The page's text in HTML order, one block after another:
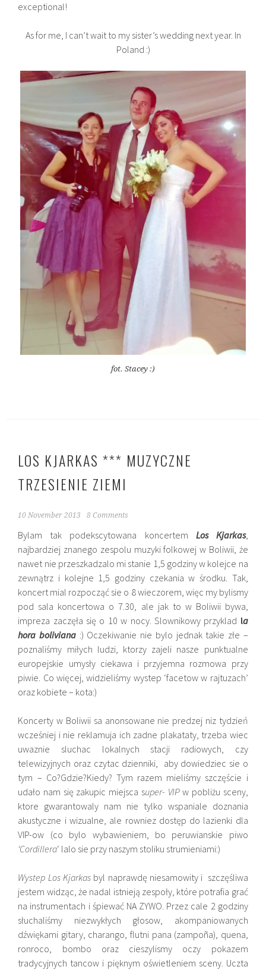
exceptional!
As for me, I can’t wait to my sister’s wedding next year. In
Poland :)
fot. Stacey :)
LOS KJARKAS *** MUZYCZNE
TRZESIENIE ZIEMI
10 November 2013 8 Comments
Bylam tak podekscytowana koncertem Los Kjarkas,
najbardziej znanego zespolu muzyki folkowej w Boliwii, że
nawet nie przeszkadzalo mi stanie 1,5 godziny w kolejce na
zewnątrz i kolejne 1,5 godziny czekania w środku. Tak,
koncert mial rozpocząć sie o 8 wieczorem, więc my bylismy
pod sala koncertowa o 7.30, ale jak to w Boliwii bywa,
impreza zaczęła się o 10 w nocy. Slownikowy przyklad la
hora boliviana :) Oczekiwanie nie bylo jednak takie złe –
poznaliśmy miłych ludzi, ktorzy zajeli nasze punktualne
europejskie umysły ciekawa i przyjemna rozmowa przy
piwie. Co więcej, widzieliśmy wystep ‘facetow w rajtuzach’
oraz kobiete – kota:)
Koncerty w Boliwii sa anonsowane nie predzej niz tydzień
wcześniej i nie reklamuja ich zadne plakataty, trzeba wiec
uwaznie sluchac lokalnych stacji radiowych, czy
telewizyjnych oraz czytac dzienniki, aby dowiedziec sie o
tym – Co?Gdzie?Kiedy? Tym razem mieliśmy szczęście i
udało nam się zakupic miejsca super- VIPw pobliżu sceny,
ktore gwarantowaly nam nie tylko wspaniale doznania
akustyczne i wizualne, ale rowniez dostęp do lazienki dla
VIP-ow (co bylo wybawieniem, bo peruwianskie piwo
‘Cordillera‘ lalo sie przy naszym stoliku strumieniami:)
Wystep Los Kjarkasbyl naprawdę niesamowity i szczęśliwa
jestem widząc, że nadal istnieją zespoły, które potrafia grać
na instrumentach i śpiewać NA ZYWO. Przez cale 2 godziny
słuchaliśmy niezwykłych głosow, akompaniowanych
dźwiękami gitary, charango, flutni pana (zampoña), quena,
ronroco, bombo oraz cieszylismy oczy pokazem
tradycyjnych tancow i pięknym oświetleniem sceny. Uczta